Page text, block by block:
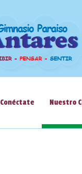
Conéctate Nuestro